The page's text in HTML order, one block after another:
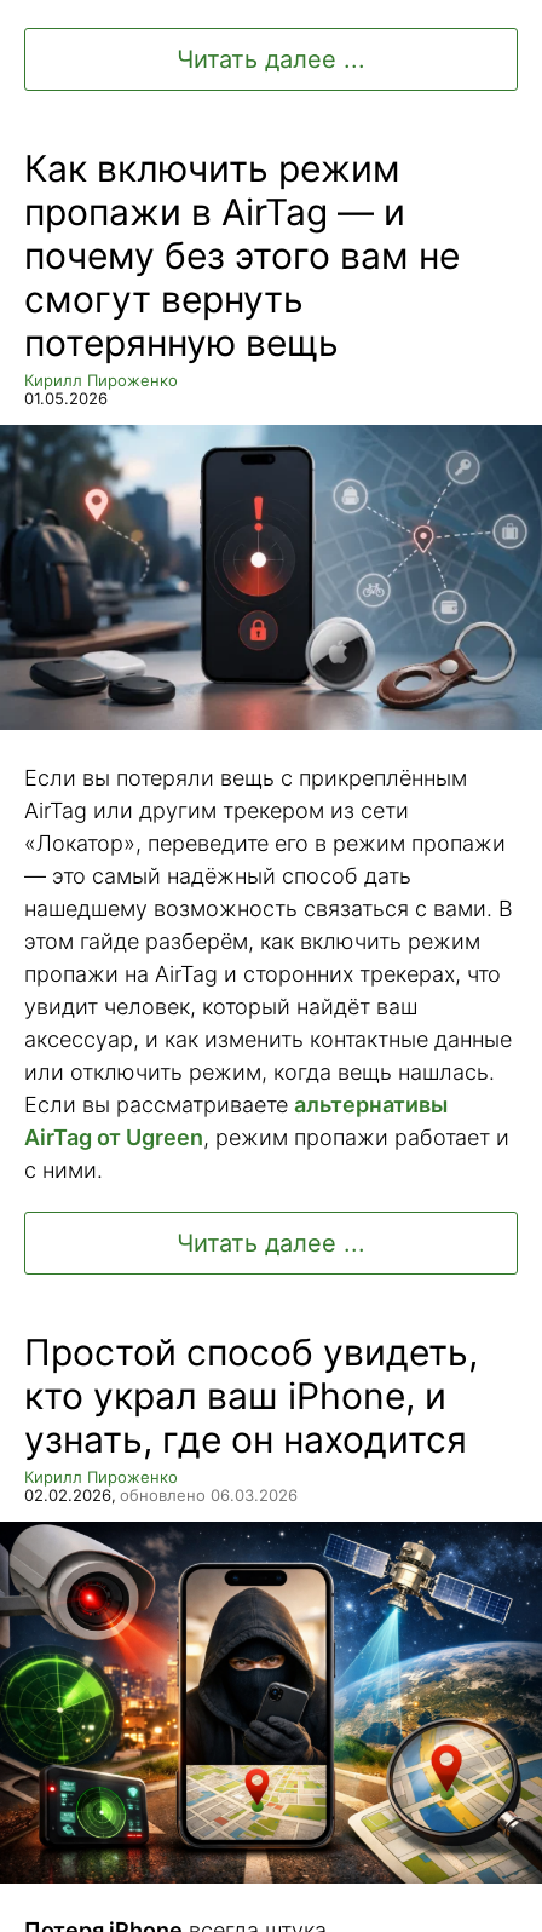
Читать далее ...
Как включить режим
пропажи в AirTag — и
почему без этого вам не
смогут вернуть
потерянную вещь
Кирилл Пироженко
01.05.2026
Если вы потеряли вещь с прикреплённым
AirTag или другим трекером из сети
«Локатор», переведите его в режим пропажи
— это самый надёжный способ дать
нашедшему возможность связаться с вами. В
этом гайде разберём, как включить режим
пропажи на AirTag и сторонних трекерах, что
увидит человек, который найдёт ваш
аксессуар, и как изменить контактные данные
или отключить режим, когда вещь нашлась.
Если вы рассматриваете альтернативы
AirTag от Ugreen, режим пропажи работает и
с ними.
Читать далее ...
Простой способ увидеть,
кто украл ваш iPhone, и
узнать, где он находится
Кирилл Пироженко
02.02.2026, обновлено 06.03.2026